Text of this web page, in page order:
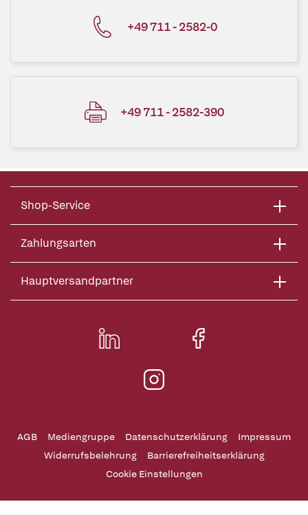
+49 711 - 2582-0
+49 711 - 2582-390
Shop-Service
Zahlungsarten
Hauptversandpartner
AGB Mediengruppe Datenschutzerklärung
Impressum
Widerrufsbelehrung
Barrierefreiheitserklärung
Cookie Einstellungen